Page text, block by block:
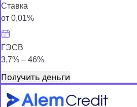
Ставка
от 0,01%
ГЭСВ
3,7% – 46%
Получить деньги